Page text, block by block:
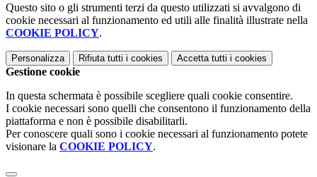
Questo sito o gli strumenti terzi da questo utilizzati si avvalgono di
cookie necessari al funzionamento ed utili alle finalità illustrate nella
COOKIE POLICY.
Personalizza Rifiuta tutti i cookies Accetta tutti i cookies
Gestione cookie
In questa schermata è possibile scegliere quali cookie consentire.
I cookie necessari sono quelli che consentono il funzionamento della
piattaforma e non è possibile disabilitarli.
Per conoscere quali sono i cookie necessari al funzionamento potete
visionare la COOKIE POLICY.